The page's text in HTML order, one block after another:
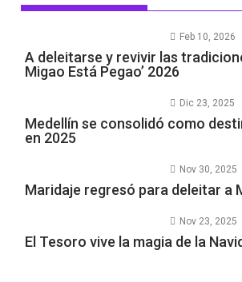
Feb 10, 2026
A deleitarse y revivir las
Migao Está Pegao’ 2026
Dic 23, 2025
Medellín se consolidó como
en 2025
Nov 30, 2025
Maridaje regresó para deleitar a
Nov 23, 2025
El Tesoro vive la magia de la